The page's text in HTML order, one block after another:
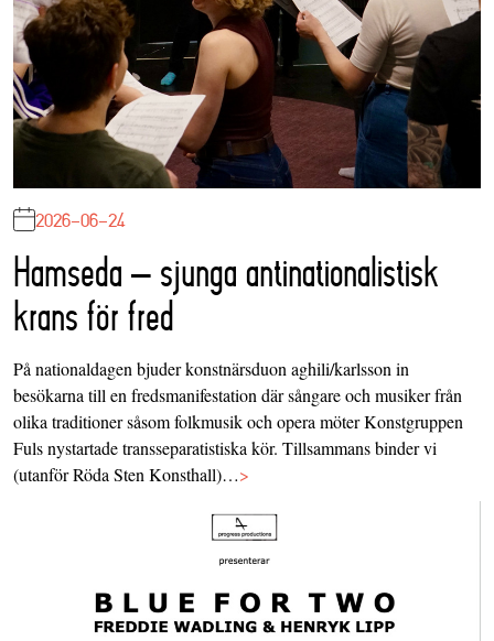
2026-06-24
Hamseda – sjunga antinationalistisk
krans för fred
På nationaldagen bjuder konstnärsduon aghili/karlsson in
besökarna till en fredsmanifestation där sångare och musiker från
olika traditioner såsom folkmusik och opera möter Konstgruppen
Fuls nystartade transseparatistiska kör. Tillsammans binder vi
(utanför Röda Sten Konsthall)…>